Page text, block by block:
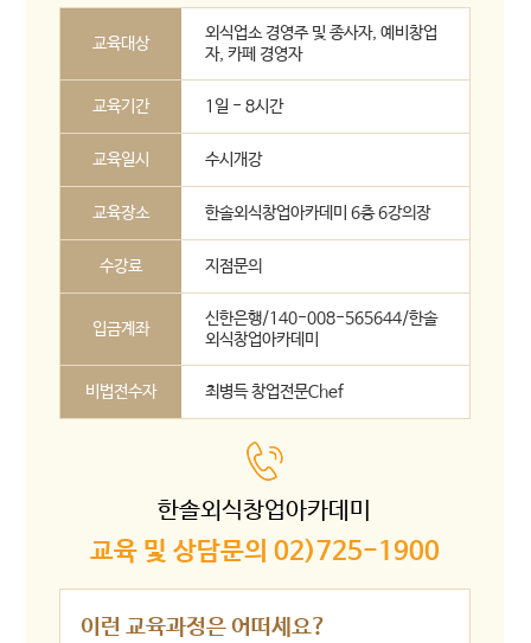
교육대상
외식업소 경영주 및 종사자, 예비창업
자, 카페 경영자
교육기간 1일 - 8시간
교육일시 수시개강
교육장소 한솔외식창업아카데미 6층 6강의장
수강료 지점문의
입금계좌
신한은행/140-008-565644/한솔
외식창업아카데미
비법전수자 최병득 창업전문Chef
한솔외식창업아카데미
교육 및 상담문의 02)725-1900
이런 교육과정은 어떠세요?